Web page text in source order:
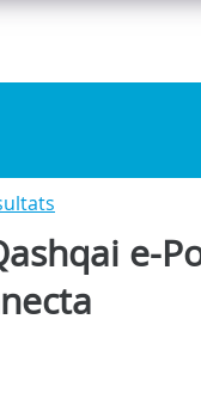
e-